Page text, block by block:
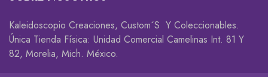
Accesorios
Descuentos Y Promociones
Cambios Y Devoluciones
Privacidad
Whatsapp
Kaleidoscopio Creaciones, Custom´s Y Coleccionables.
Única Tienda Física: Unidad Comercial Camelinas Int. 81 Y
82, Morelia, Mich. México.